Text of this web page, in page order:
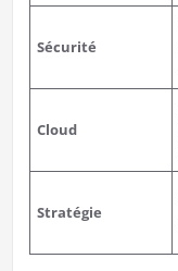
Sécurité
Cloud
Stratégie